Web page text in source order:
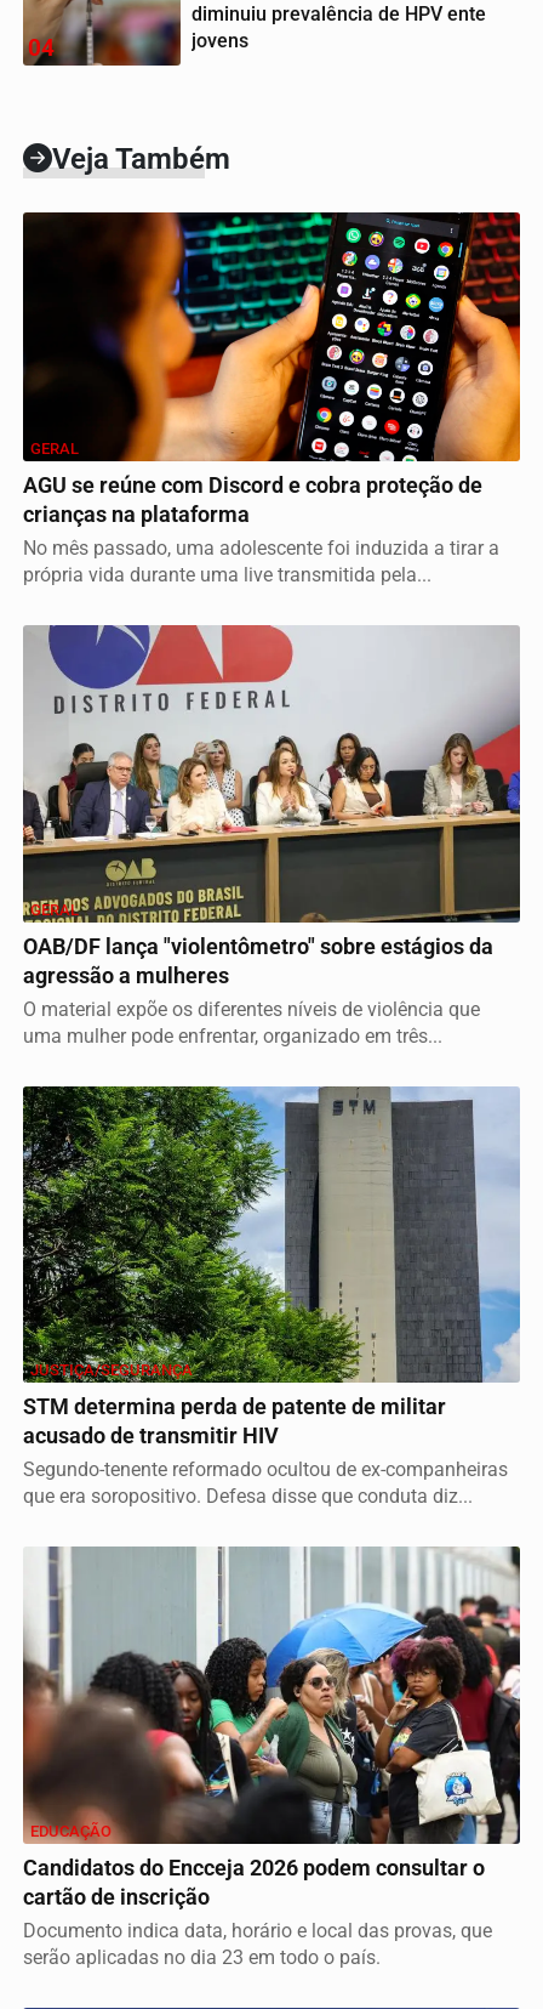
04
diminuiu prevalência de HPV ente
jovens
Veja Também
GERAL
AGU se reúne com Discord e cobra proteção de
crianças na plataforma
No mês passado, uma adolescente foi induzida a tirar a
própria vida durante uma live transmitida pela...
GERAL
OAB/DF lança "violentômetro" sobre estágios da
agressão a mulheres
O material expõe os diferentes níveis de violência que
uma mulher pode enfrentar, organizado em três...
JUSTIÇA/SEGURANÇA
STM determina perda de patente de militar
acusado de transmitir HIV
Segundo-tenente reformado ocultou de ex-companheiras
que era soropositivo. Defesa disse que conduta diz...
EDUCAÇÃO
Candidatos do Encceja 2026 podem consultar o
cartão de inscrição
Documento indica data, horário e local das provas, que
serão aplicadas no dia 23 em todo o país.